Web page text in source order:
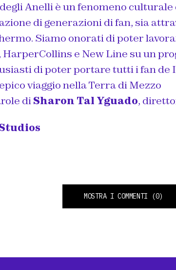
Anelli è un fenomeno
di generazioni di fan, sia
Siamo onorati di poter
HarperCollins e New Line su un
di poter portare tutti i fan de
viaggio nella Terra di Mezzo
diSharon Tal Yguado,
MOSTRA I COMMENTI (0)